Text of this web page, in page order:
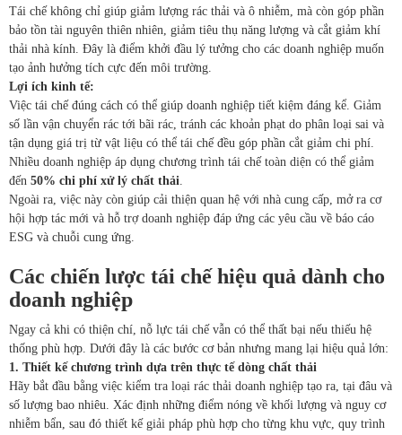
Tái chế không chỉ giúp giảm lượng rác thải và ô nhiễm, mà còn góp phần
bảo tồn tài nguyên thiên nhiên, giảm tiêu thụ năng lượng và cắt giảm khí
thải nhà kính. Đây là điểm khởi đầu lý tưởng cho các doanh nghiệp muốn
tạo ảnh hưởng tích cực đến môi trường.
Lợi ích kinh tế:
Việc tái chế đúng cách có thể giúp doanh nghiệp tiết kiệm đáng kể. Giảm
số lần vận chuyển rác tới bãi rác, tránh các khoản phạt do phân loại sai và
tận dụng giá trị từ vật liệu có thể tái chế đều góp phần cắt giảm chi phí.
Nhiều doanh nghiệp áp dụng chương trình tái chế toàn diện có thể giảm
đến 50% chi phí xử lý chất thải.
Ngoài ra, việc này còn giúp cải thiện quan hệ với nhà cung cấp, mở ra cơ
hội hợp tác mới và hỗ trợ doanh nghiệp đáp ứng các yêu cầu về báo cáo
ESG và chuỗi cung ứng.
Các chiến lược tái chế hiệu quả dành cho
doanh nghiệp
Ngay cả khi có thiện chí, nỗ lực tái chế vẫn có thể thất bại nếu thiếu hệ
thống phù hợp. Dưới đây là các bước cơ bản nhưng mang lại hiệu quả lớn:
1. Thiết kế chương trình dựa trên thực tế dòng chất thải
Hãy bắt đầu bằng việc kiểm tra loại rác thải doanh nghiệp tạo ra, tại đâu và
số lượng bao nhiêu. Xác định những điểm nóng về khối lượng và nguy cơ
nhiễm bẩn, sau đó thiết kế giải pháp phù hợp cho từng khu vực, quy trình